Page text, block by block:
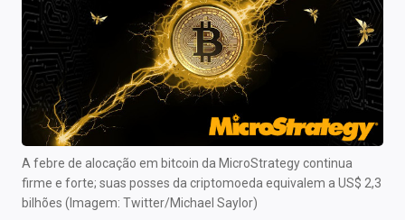
Carteiras Recomendadas
Central de Dividendos
Central de Fundos Imobiliários
Central dos IPOs
Renda Fixa
A febre de alocação em bitcoin da MicroStrategy continua
firme e forte; suas posses da criptomoeda equivalem a US$ 2,3
bilhões (Imagem: Twitter/Michael Saylor)